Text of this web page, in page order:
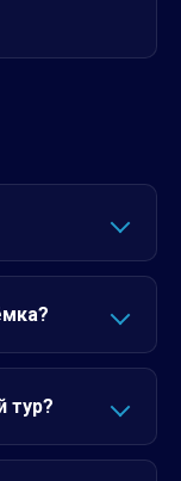
тур?